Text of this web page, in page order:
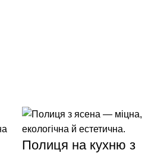
Полиця на кухню з